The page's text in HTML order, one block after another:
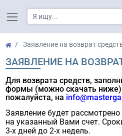
Заявление на возврат
ЗАЯВЛЕНИЕ НА
Для возврата средств,
формы (можно скачать
пожалуйста, на
Заявление будет
на указанный Вами счет.
3-х дней до 2-х недель.